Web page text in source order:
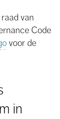
van
Code
voor de
in